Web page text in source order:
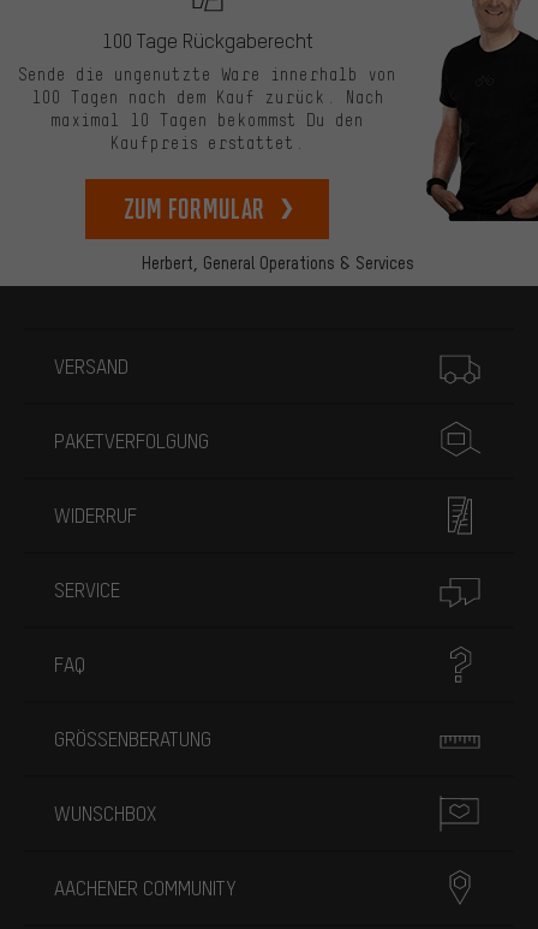
Herbert, General Operations & Services
100 Tage Rückgaberecht
Sende die ungenutzte Ware innerhalb von
100 Tagen nach dem Kauf zurück. Nach
maximal 10 Tagen bekommst Du den
Kaufpreis erstattet.
zum Formular
VERSAND
PAKETVERFOLGUNG
WIDERRUF
SERVICE
FAQ
GRÖSSENBERATUNG
WUNSCHBOX
AACHENER COMMUNITY